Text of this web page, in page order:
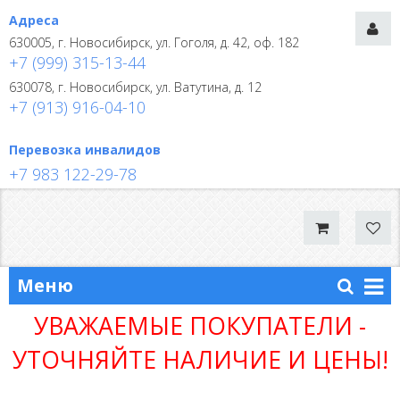
Адреса
630005, г. Новосибирск, ул. Гоголя, д. 42, оф. 182
+7 (999) 315-13-44
630078, г. Новосибирск, ул. Ватутина, д. 12
+7 (913) 916-04-10
Перевозка инвалидов
+7 983 122-29-78
Меню
УВАЖАЕМЫЕ ПОКУПАТЕЛИ -
УТОЧНЯЙТЕ НАЛИЧИЕ И ЦЕНЫ!